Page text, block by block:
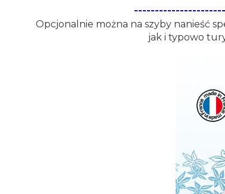
Opcjonalnie można na szyby nanieść
jak i typowo